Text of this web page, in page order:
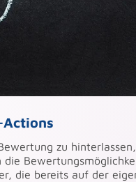
zu
die bereits auf der